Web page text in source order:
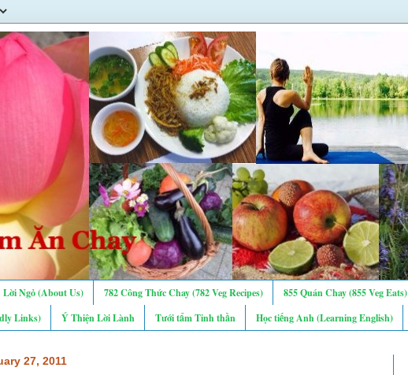
Lời Ngỏ (About Us) 782 Công Thức Chay (782 Veg Recipes) 855 Quán Chay (855 Veg Eats)
Links)
Ý Thiện Lời Lành Tưới tẩm Tinh thần Học tiếng Anh (Learning English)
27, 2011